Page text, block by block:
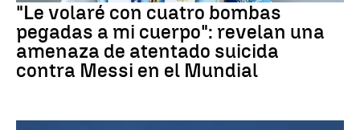
"Le volaré con cuatro bombas
pegadas a mi cuerpo": revelan una
amenaza de atentado suicida
contra Messi en el Mundial